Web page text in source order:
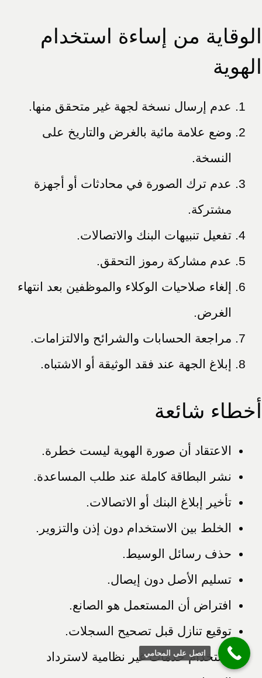
الوقاية من إساءة استخدام
الهوية
عدم إرسال نسخة لجهة غير متحقق منها.
وضع علامة مائية بالغرض والتاريخ على
النسخة.
عدم ترك الصورة في محادثات أو أجهزة
مشتركة.
تفعيل تنبيهات البنك والاتصالات.
عدم مشاركة رموز التحقق.
إلغاء صلاحيات الوكلاء والموظفين بعد انتهاء
الغرض.
مراجعة الحسابات والشرائح والالتزامات.
إبلاغ الجهة عند فقد الوثيقة أو الاشتباه.
أخطاء شائعة
الاعتقاد أن صورة الهوية ليست خطرة.
نشر البطاقة كاملة عند طلب المساعدة.
تأخير إبلاغ البنك أو الاتصالات.
الخلط بين الاستخدام دون إذن والتزوير.
حذف رسائل الوسيط.
تسليم الأصل دون إيصال.
افتراض أن المستعمل هو الصانع.
توقيع تنازل قبل تصحيح السجلات.
استخدام خدمات غير نظامية لاسترداد
اتصل على المحامي